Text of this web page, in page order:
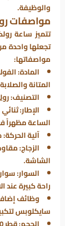
والوظيفة.
مواصفات
تتميز ساعة
تجعلها واحدة
مواصفاتها:
المادة:
المتانة والصلابة
التصنيف:
الإطار:
الساعة مظهراً
آلية
الزجاج:
الشاشة.
السوار:
راحة كبيرة عند
سايكلوبس